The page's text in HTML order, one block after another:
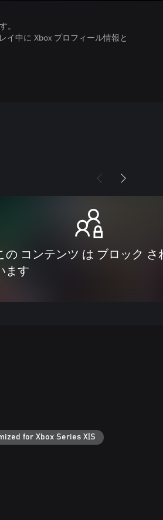
。
イ中に Xbox プロフィール情報と
の コンテンツ は ブロック さ
ます
for Xbox Series X|S